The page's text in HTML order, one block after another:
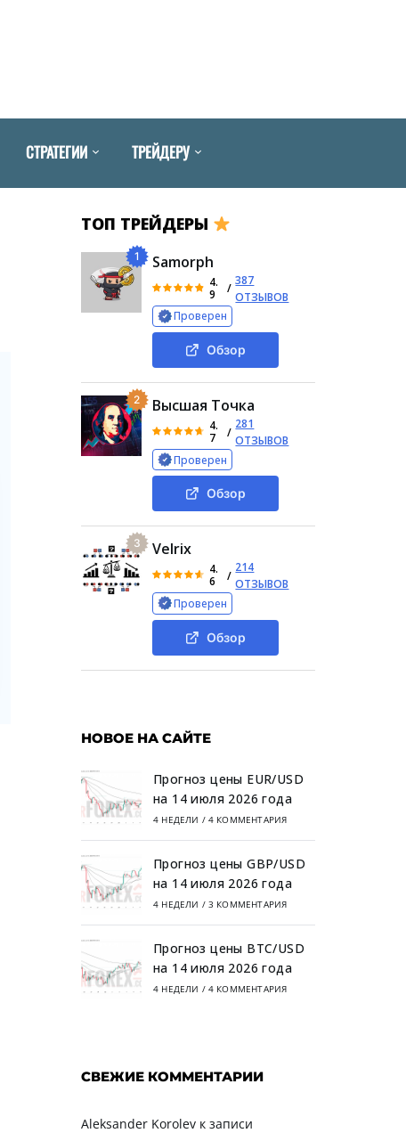
СТРАТЕГИИ ТРЕЙДЕРУ
ТОП ТРЕЙДЕРЫ
1 Samorph
4.
9
/
387
ОТЗЫВОВ
Проверен
Обзор
2 Высшая Точка
4.
7
/
281
ОТЗЫВОВ
Проверен
Обзор
3 Velrix
4.
6
/
214
ОТЗЫВОВ
Проверен
Обзор
НОВОЕ НА САЙТЕ
Прогноз цены EUR/USD
на 14 июля 2026 года
4 НЕДЕЛИ / 4 КОММЕНТАРИЯ
Прогноз цены GBP/USD
на 14 июля 2026 года
4 НЕДЕЛИ / 3 КОММЕНТАРИЯ
Прогноз цены BTC/USD
на 14 июля 2026 года
4 НЕДЕЛИ / 4 КОММЕНТАРИЯ
СВЕЖИЕ КОММЕНТАРИИ
Aleksander Korolevк записи